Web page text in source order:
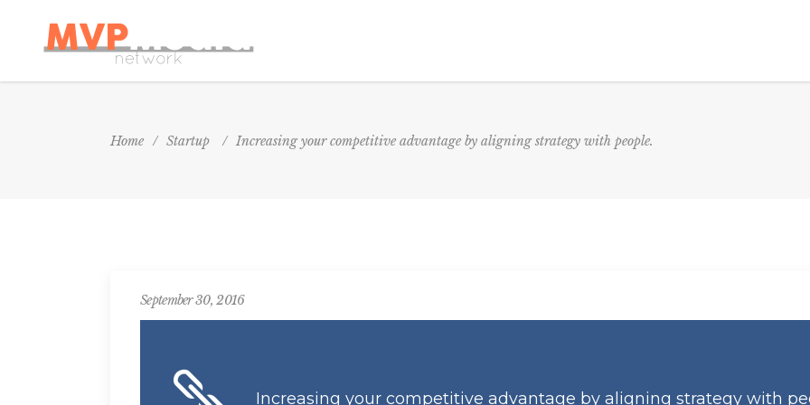
Home / Startup / Increasing your competitive advantage by aligning strategy with people.
September 30, 2016
Increasing your competitive advantage by aligning strategy with